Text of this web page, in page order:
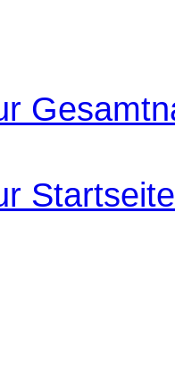
Startseite